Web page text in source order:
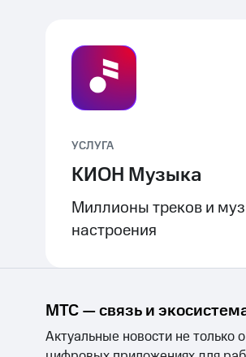
УСЛУГА
КИОН Музыка
Миллионы треков и
настроения
МТС — связь и
Актуальные новости не только